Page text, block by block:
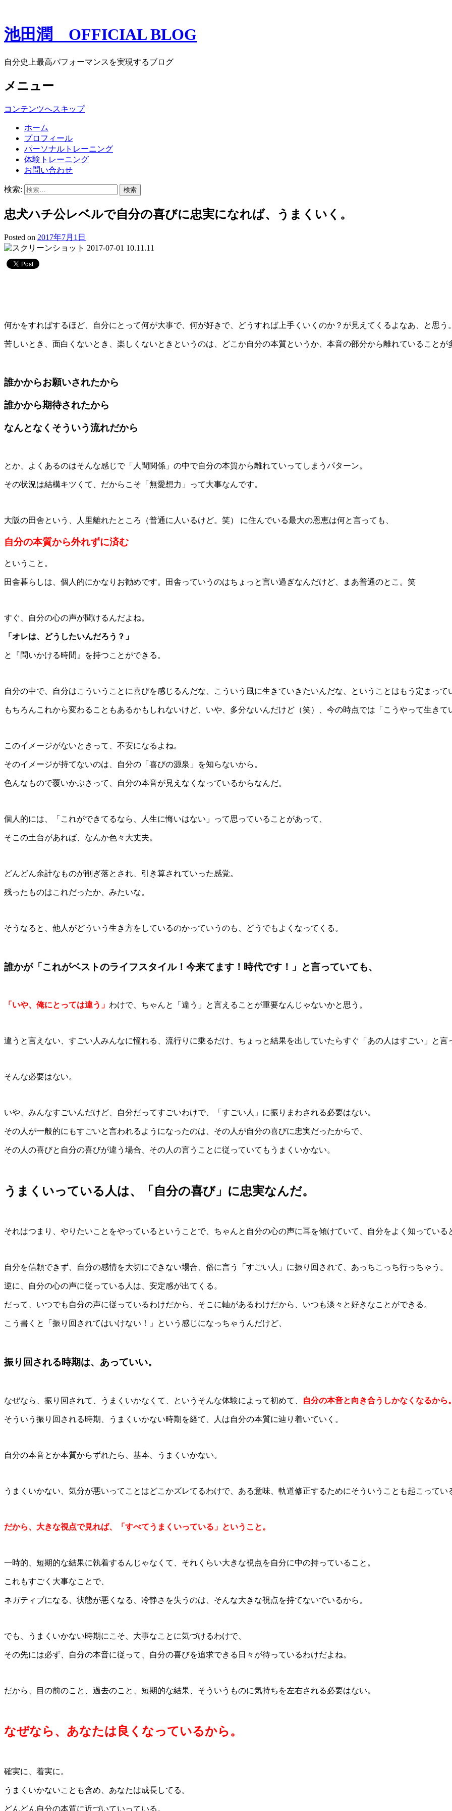
池田潤 OFFICIAL BLOG
自分史上最高パフォーマンスを実現するブログ
メニュー
コンテンツへスキップ
ホーム
プロフィール
パーソナルトレーニング
体験トレーニング
お問い合わせ
検索:
忠犬ハチ公レベルで自分の喜びに忠実になれば、うまくいく。
Posted on 2017年7月1日
何かをすればするほど、自分にとって何が大事で、何が好きで、どうすれば上手くいくのか？が見えてくるよなあ、と思う。
苦しいとき、面白くないとき、楽しくないときというのは、どこか自分の本質というか、本音の部分から離れていることが
誰かからお願いされたから
誰かから期待されたから
なんとなくそういう流れだから
とか、よくあるのはそんな感じで「人間関係」の中で自分の本質から離れていってしまうパターン。
その状況は結構キツくて、だからこそ「無愛想力」って大事なんです。
大阪の田舎という、人里離れたところ（普通に人いるけど。笑） に住んでいる最大の恩恵は何と言っても、
自分の本質から外れずに済む
ということ。
田舎暮らしは、個人的にかなりお勧めです。田舎っていうのはちょっと言い過ぎなんだけど、まあ普通のとこ。笑
すぐ、自分の心の声が聞けるんだよね。
「オレは、どうしたいんだろう？」
と『問いかける時間』を持つことができる。
自分の中で、自分はこういうことに喜びを感じるんだな、こういう風に生きていきたいんだな、ということはもう定まって
もちろんこれから変わることもあるかもしれないけど、いや、多分ないんだけど（笑）、今の時点では「こうやって生きて
このイメージがないときって、不安になるよね。
そのイメージが持てないのは、自分の「喜びの源泉」を知らないから。
色んなもので覆いかぶさって、自分の本音が見えなくなっているからなんだ。
個人的には、「これができてるなら、人生に悔いはない」って思っていることがあって、
そこの土台があれば、なんか色々大丈夫。
どんどん余計なものが削ぎ落とされ、引き算されていった感覚。
残ったものはこれだったか、みたいな。
そうなると、他人がどういう生き方をしているのかっていうのも、どうでもよくなってくる。
誰かが「これがベストのライフスタイル！今来てます！時代です！」 と言っていても、
「いや、俺にとっては違う」 わけで、ちゃんと「違う」と言えることが重要なんじゃないかと思う。
違うと言えない、すごい人みんなに憧れる、流行りに乗るだけ、ちょっと結果を出していたらすぐ「あの人はすごい」と言
そんな必要はない。
いや、みんなすごいんだけど、自分だってすごいわけで、「すごい人」に振りまわされる必要はない。
その人が一般的にもすごいと言われるようになったのは、その人が自分の喜びに忠実だったからで、
その人の喜びと自分の喜びが違う場合、その人の言うことに従っていてもうまくいかない。
うまくいっている人は、「自分の喜び」に忠実なんだ。
それはつまり、やりたいことをやっているということで、ちゃんと自分の心の声に耳を傾けていて、自分をよく知っている
自分を信頼できず、自分の感情を大切にできない場合、俗に言う「すごい人」に振り回されて、あっちこっち行っちゃう。
逆に、自分の心の声に従っている人は、安定感が出てくる。
だって、いつでも自分の声に従っているわけだから、そこに軸があるわけだから、いつも淡々と好きなことができる。
こう書くと「振り回されてはいけない！」という感じになっちゃうんだけど、
振り回される時期は、あっていい。
なぜなら、振り回されて、うまくいかなくて、というそんな体験によって初めて、 自分の本音と向き合うしかなくなるから。
そういう振り回される時期、うまくいかない時期を経て、人は自分の本質に辿り着いていく。
自分の本音とか本質からずれたら、基本、うまくいかない。
うまくいかない、気分が悪いってことはどこかズレてるわけで、ある意味、軌道修正するためにそういうことも起こってい
だから、大きな視点で見れば、「すべてうまくいっている」ということ。
一時的、短期的な結果に執着するんじゃなくて、それくらい大きな視点を自分に中の持っていること。
これもすごく大事なことで、
ネガティブになる、状態が悪くなる、冷静さを失うのは、そんな大きな視点を持てないでいるから。
でも、うまくいかない時期にこそ、大事なことに気づけるわけで、
その先には必ず、自分の本音に従って、自分の喜びを追求できる日々が待っているわけだよね。
だから、目の前のこと、過去のこと、短期的な結果、そういうものに気持ちを左右される必要はない。
なぜなら、あなたは良くなっているから。
確実に、着実に。
うまくいかないことも含め、あなたは成長してる。
どんどん自分の本質に近づいていっている。